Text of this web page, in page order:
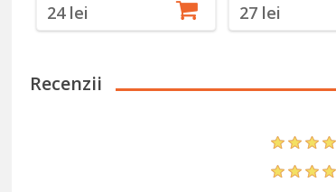
24 lei 27 lei
Recenzii